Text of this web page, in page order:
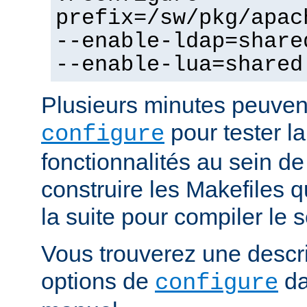
prefix=/sw/pkg/
--enable-
--enable-lua=shared
Plusieurs minutes
configure pour tester
fonctionnalités au sein
construire les Makefiles
la suite pour compiler le
Vous trouverez une
options de configure